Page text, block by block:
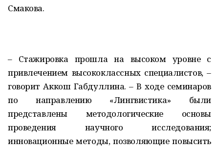
Смакова.
– Стажировка прошла на высоком уровне с
привлечением высококлассных специалистов, –
говорит Аккош Габдуллина. – В ходе семинаров
по направлению «Лингвистика» были
представлены методологические основы
проведения научного исследования;
инновационные методы, позволяющие повысить